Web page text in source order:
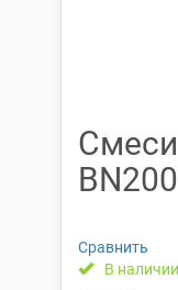
Сравнить
В наличии